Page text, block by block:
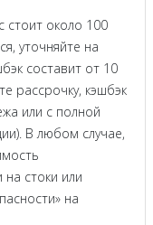
стоит около 100
уточняйте на
составит от 10
рассрочку, кэшбэк
или с полной
В любом случае,
стоки или
на